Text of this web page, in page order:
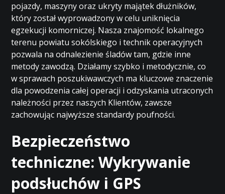
pojazdy, maszyny oraz ukryty majątek dłużników,
który został wyprowadzony w celu uniknięcia
egzekucji komorniczej. Nasza znajomość lokalnego
terenu powiatu sokólskiego i technik operacyjnych
pozwala na odnalezienie śladów tam, gdzie inne
metody zawodzą. Działamy szybko i metodycznie, co
w sprawach poszukiwawczych ma kluczowe znaczenie
dla powodzenia całej operacji i odzyskania utraconych
należności przez naszych Klientów, zawsze
zachowując najwyższe standardy poufności.
Bezpieczeństwo
techniczne: Wykrywanie
podsłuchów i GPS